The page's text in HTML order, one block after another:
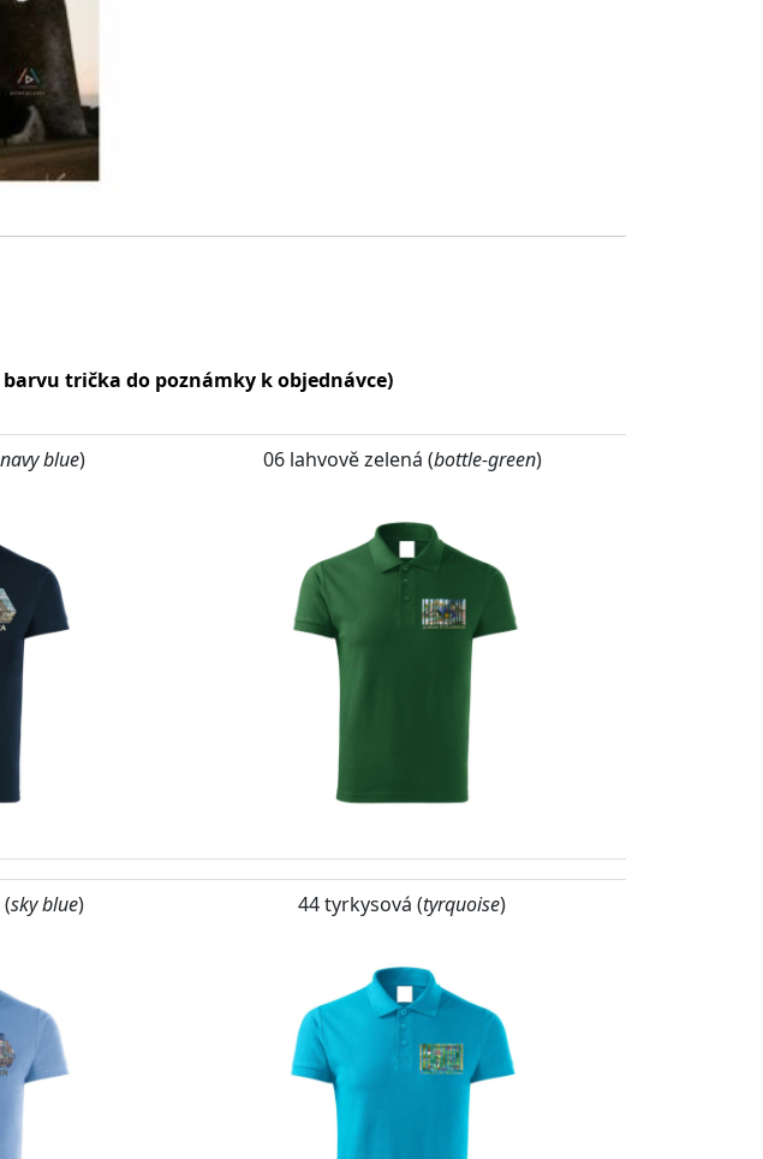
trička do poznámky k objednávce)
navy blue) 06 lahvově zelená (bottle-green)
sky blue) 44 tyrkysová (tyrquoise)